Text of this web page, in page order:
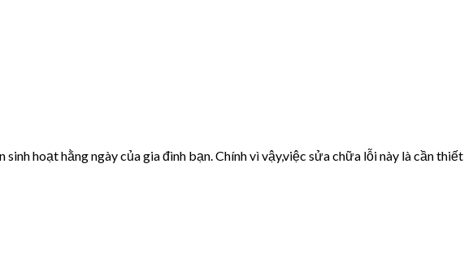
hoạt hằng ngày của gia đình bạn. Chính vì vậy,việc sửa chữa lỗi này là cần thiết